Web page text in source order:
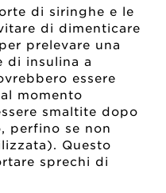
di siringhe e le
di dimenticare
prelevare una
di insulina a
essere
momento
smaltite dopo
perfino se non
Questo
sprechi di